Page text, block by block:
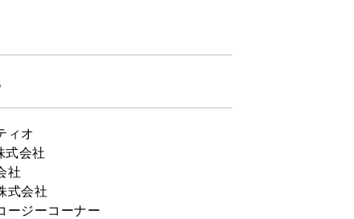
ィオ
式会社
社
式会社
ージーコーナー